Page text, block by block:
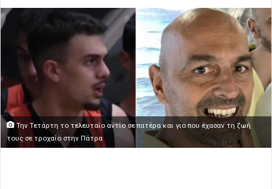
Την Τετάρτη το τελευταίο αντίο σε πατέρα και γιο που έχασαν τη ζωή
τους σε τροχαίο στην Πάτρα